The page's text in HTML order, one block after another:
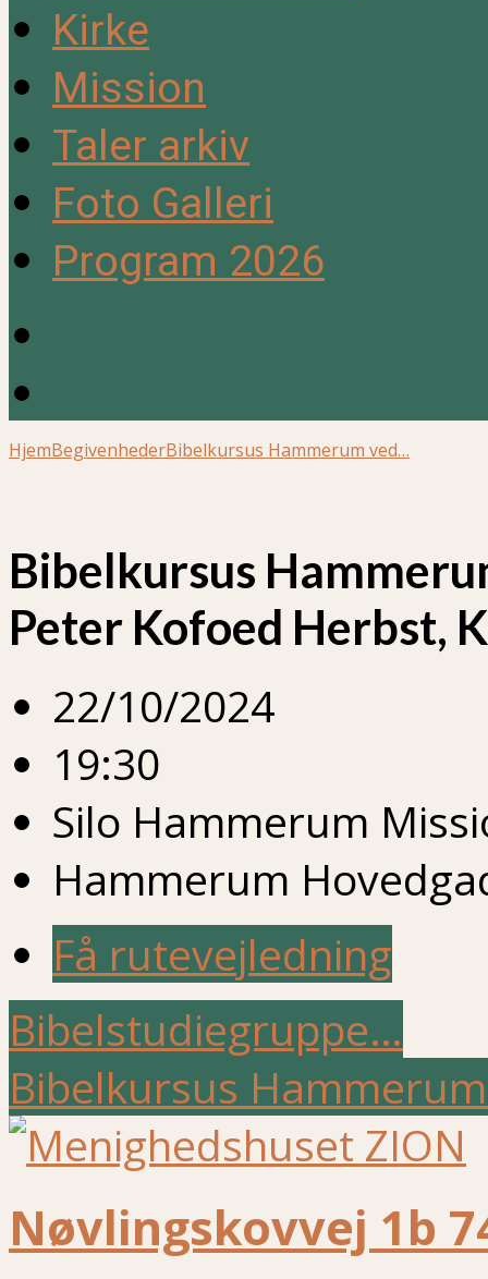
Kirke
Mission
Taler arkiv
Foto Galleri
Program 2026
HjemBegivenhederBibelkursus Hammerum ved…
Bibelkursus
Peter Kofoed Herbst,
22/10/2024
19:30
Silo Hammerum
Hammerum
Få rutevejledning
Bibelstudiegruppe…
Bibelkursus
Nøvlingskovvej 1b